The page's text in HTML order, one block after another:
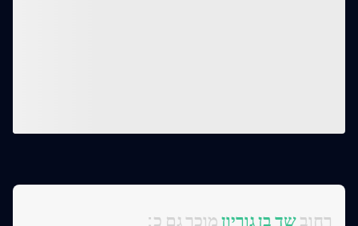
:רחובשד בן גוריוןמוכר גם כ